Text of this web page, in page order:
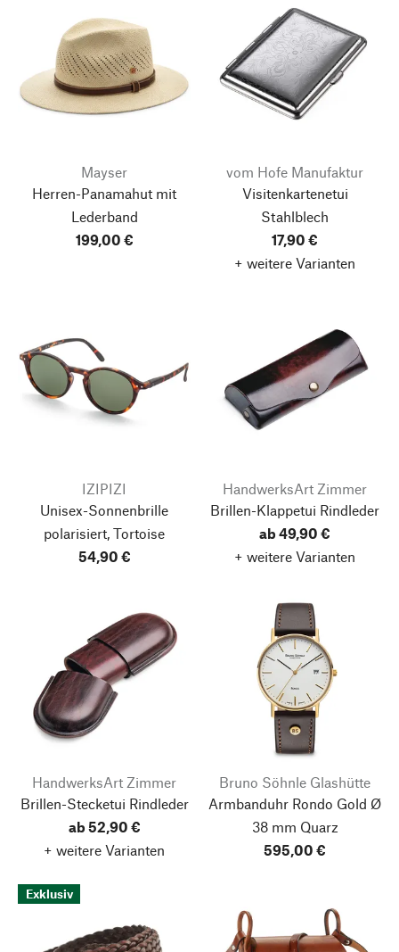
Mayser
Herren-Panamahut mit
Lederband
199,00 €
vom Hofe Manufaktur
Visitenkartenetui
Stahlblech
17,90 €
+ weitere Varianten
IZIPIZI
Unisex-Sonnenbrille
polarisiert, Tortoise
54,90 €
HandwerksArt Zimmer
Brillen-Klappetui Rindleder
ab 49,90 €
+ weitere Varianten
HandwerksArt Zimmer
Brillen-Stecketui Rindleder
ab 52,90 €
+ weitere Varianten
Bruno Söhnle Glashütte
Armbanduhr Rondo Gold Ø
38 mm Quarz
595,00 €
Exklusiv